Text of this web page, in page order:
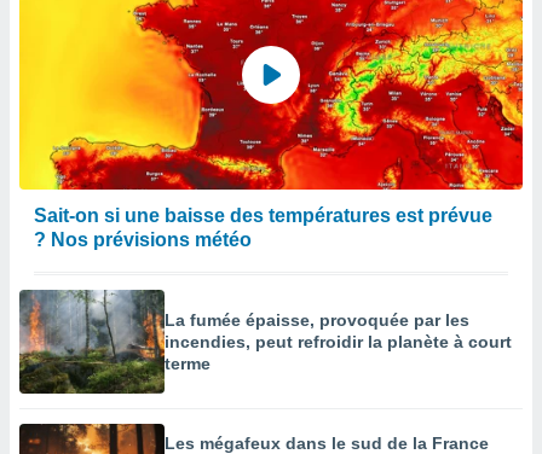
Sait-on si une baisse des températures est prévue
? Nos prévisions météo
La fumée épaisse, provoquée par les
incendies, peut refroidir la planète à court
terme
Les mégafeux dans le sud de la France